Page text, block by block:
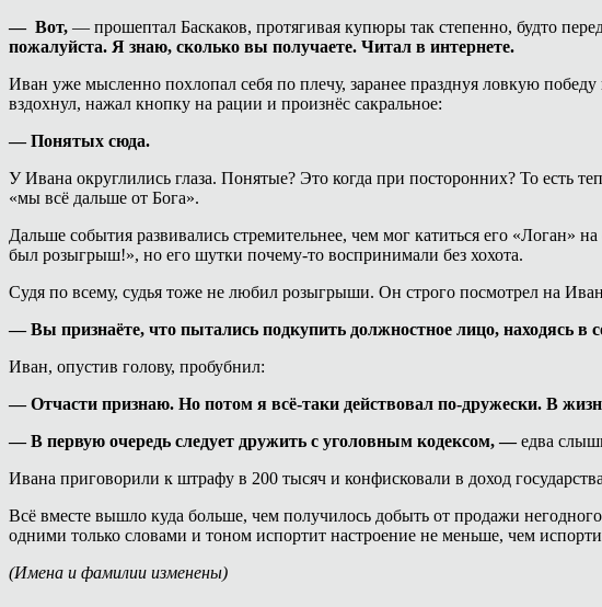
— Вот, — прошептал Баскаков, протягивая купюры так степенно, будто
пожалуйста. Я знаю, сколько вы получаете. Читал в интернете.
Иван уже мысленно похлопал себя по плечу, заранее празднуя ловкую
вздохнул, нажал кнопку на рации и произнёс сакральное:
— Понятых сюда.
У Ивана округлились глаза. Понятые? Это когда при посторонних? То есть
«мы всё дальше от Бога».
Дальше события развивались стремительнее, чем мог катиться его «Логан»
был розыгрыш!», но его шутки почему-то воспринимали без хохота.
Судя по всему, судья тоже не любил розыгрыши. Он строго посмотрел на
— Вы признаёте, что пытались подкупить должностное лицо, находясь в
Иван, опустив голову, пробубнил:
— Отчасти признаю. Но потом я всё-таки действовал по-дружески. В
— В первую очередь следует дружить с уголовным кодексом, —едва
Ивана приговорили к штрафу в 200 тысяч и конфисковали в доход
Всё вместе вышло куда больше, чем получилось добыть от продажи
одними только словами и тоном испортит настроение не меньше, чем
(Имена и фамилии изменены)